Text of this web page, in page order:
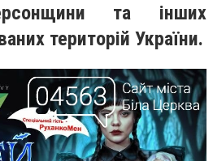
та інших
територій України.